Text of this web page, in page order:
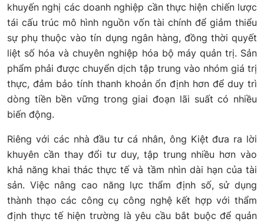
khuyến nghị các doanh nghiệp cần thực hiện chiến lược
tái cấu trúc mô hình nguồn vốn tài chính để giảm thiểu
sự phụ thuộc vào tín dụng ngân hàng, đồng thời quyết
liệt số hóa và chuyên nghiệp hóa bộ máy quản trị. Sản
phẩm phải được chuyển dịch tập trung vào nhóm giá trị
thực, đảm bảo tính thanh khoản ổn định hơn để duy trì
dòng tiền bền vững trong giai đoạn lãi suất có nhiều
biến động.
Riêng với các nhà đầu tư cá nhân, ông Kiệt đưa ra lời
khuyên cần thay đổi tư duy, tập trung nhiều hơn vào
khả năng khai thác thực tế và tầm nhìn dài hạn của tài
sản. Việc nâng cao năng lực thẩm định số, sử dụng
thành thạo các công cụ công nghệ kết hợp với thẩm
định thực tế hiện trường là yêu cầu bắt buộc để quản